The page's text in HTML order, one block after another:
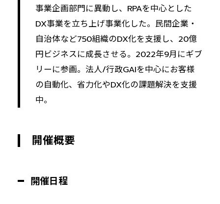
事業企画部門に異動し、RPAを中心とした
DX事業を立ち上げ事業化した。民間企業・
自治体など750組織のDX化を支援し、20億
円ビジネスに成長させる。2022年9月にギブ
リーに参画。法人/行政GAIを中心にお客様
の自動化、省力化やDX化の課題解決を支援
中。
開催概要
開催日程